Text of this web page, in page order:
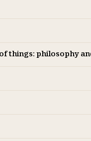
things: philosophy